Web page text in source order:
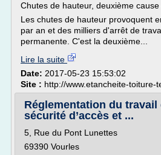
Chutes de hauteur, deuxième
Les chutes de hauteur provoquent
par an et des milliers d'arrêt de
permanente. C'est la deuxième...
Lire la suite
Date: 2017-05-23 15:53:02
Site : http://www.etancheite-toiture-
Réglementation du travail
sécurité d’accès et ...
5, Rue du Pont Lunettes
69390 Vourles